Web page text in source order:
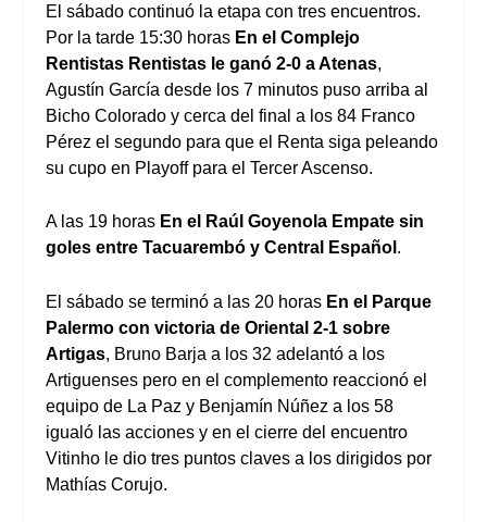
El sábado continuó la etapa con tres encuentros.
Por la tarde 15:30 horas En el Complejo
Rentistas Rentistas le ganó 2-0 a Atenas,
Agustín García desde los 7 minutos puso arriba al
Bicho Colorado y cerca del final a los 84 Franco
Pérez el segundo para que el Renta siga peleando
su cupo en Playoff para el Tercer Ascenso.
A las 19 horas En el Raúl Goyenola Empate sin
goles entre Tacuarembó y Central Español .
El sábado se terminó a las 20 horas En el Parque
Palermo con victoria de Oriental 2-1 sobre
Artigas, Bruno Barja a los 32 adelantó a los
Artiguenses pero en el complemento reaccionó el
equipo de La Paz y Benjamín Núñez a los 58
igualó las acciones y en el cierre del encuentro
Vitinho le dio tres puntos claves a los dirigidos por
Mathías Corujo.